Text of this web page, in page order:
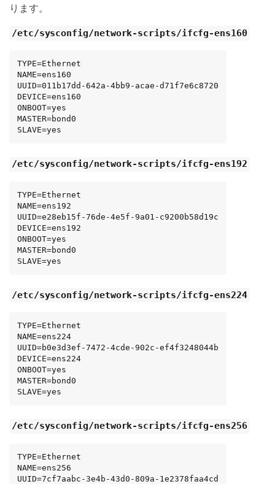
ります。
/etc/sysconfig/network-scripts/ifcfg-ens160
TYPE=Ethernet
NAME=ens160
UUID=011b17dd-642a-4bb9-acae-d71f7e6c8720
DEVICE=ens160
ONBOOT=yes
MASTER=bond0
SLAVE=yes
/etc/sysconfig/network-scripts/ifcfg-ens192
TYPE=Ethernet
NAME=ens192
UUID=e28eb15f-76de-4e5f-9a01-c9200b58d19c
DEVICE=ens192
ONBOOT=yes
MASTER=bond0
SLAVE=yes
/etc/sysconfig/network-scripts/ifcfg-ens224
TYPE=Ethernet
NAME=ens224
UUID=b0e3d3ef-7472-4cde-902c-ef4f3248044b
DEVICE=ens224
ONBOOT=yes
MASTER=bond0
SLAVE=yes
/etc/sysconfig/network-scripts/ifcfg-ens256
TYPE=Ethernet
NAME=ens256
UUID=7cf7aabc-3e4b-43d0-809a-1e2378faa4cd